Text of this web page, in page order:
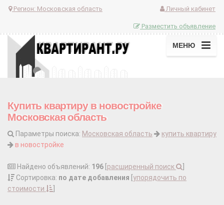
Регион: Московская область Личный кабинет
Разместить объявление
МЕНЮ
Купить квартиру в новостройке
Московская область
Параметры поиска: Московская область
купить квартиру
в новостройке
Найдено объявлений: 196 расширенный поиск
Сортировка: по дате добавления упорядочить по
стоимости